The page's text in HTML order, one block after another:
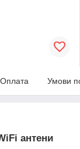
Оплата Умови
антени